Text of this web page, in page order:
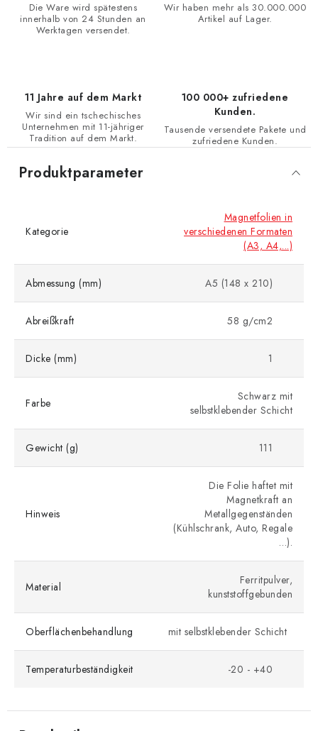
Die Ware wird spätestens
innerhalb von 24 Stunden an
Werktagen versendet.
Wir haben mehr als 30.000.000
Artikel auf Lager.
11 Jahre auf dem Markt
Wir sind ein tschechisches
Unternehmen mit 11-jähriger
Tradition auf dem Markt.
100 000+ zufriedene
Kunden.
Tausende versendete Pakete und
zufriedene Kunden.
Produktparameter
Kategorie
Magnetfolien in
verschiedenen Formaten
(A3, A4,...)
Abmessung (mm) A5 (148 x 210)
Abreißkraft 58 g/cm2
Dicke (mm) 1
Farbe
Schwarz mit
selbstklebender Schicht
Gewicht (g) 111
Hinweis
Die Folie haftet mit
Magnetkraft an
Metallgegenständen
(Kühlschrank, Auto, Regale
…).
Material
Ferritpulver,
kunststoffgebunden
Oberflächenbehandlung mit selbstklebender Schicht
Temperaturbeständigkeit -20 - +40